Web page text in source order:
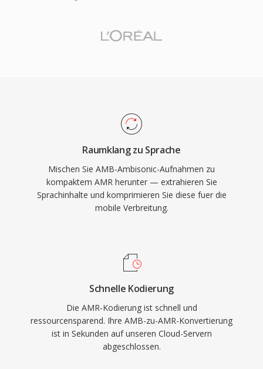
Einsatz kommt. Der Hauptvorteil ist die
Vorteil ist die integrierte
Sprachaktivitätserkennung und
Komfortgeräuscherzeugung, die die
Übertragung während Stille reduziert. Für Musik
ist AMR aufgrund der geringen Bandbreite
(300-3400 Hz) ungeeignet, doch für
Raumklang zu Sprache
Mischen Sie AMB-Ambisonic-Aufnahmen zu
kompaktem AMR herunter — extrahieren Sie
Sprachinhalte und komprimieren Sie diese fuer die
mobile Verbreitung.
Schnelle Kodierung
Die AMR-Kodierung ist schnell und
ressourcensparend. Ihre AMB-zu-AMR-Konvertierung
ist in Sekunden auf unseren Cloud-Servern
abgeschlossen.